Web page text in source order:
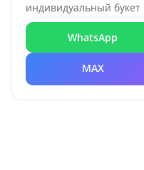
индивидуальный
WhatsApp
MAX